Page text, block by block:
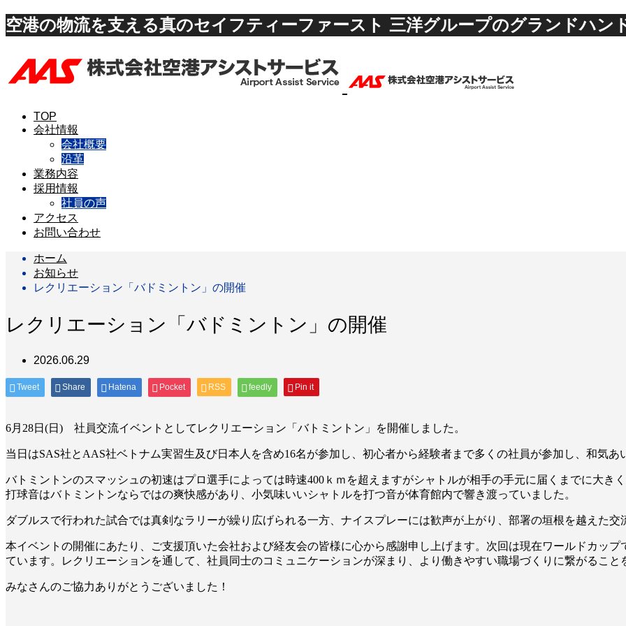
空港の物流を支える真のセイフティーファースト 三洋グループのグランドハン
TOP
会社情報
会社概要
沿革
業務内容
採用情報
社員の声
アクセス
お問い合わせ
ホーム
お知らせ
レクリエーション「バドミントン」の開催
レクリエーション「バドミントン」の開催
2026.06.29
Tweet Share Hatena Pocket RSS feedly Pin it
6月28日(日) 社員交流イベントとしてレクリエーション「バトミントン」を開催しました。
当日はSAS社とAAS社ベトナム実習生及び日本人を含め16名が参加し、初心者から経験者まで多くの社員が参加し、和気
バトミントンのスマッシュの初速はプロ選手によっては時速400ｋｍを超えますがシャトルが相手の手元に届くまでに大き
打球音はバトミントンならではの爽快感があり、小気味いいシャトルを打つ音が体育館内で響き渡っていました。
ダブルスで行われた試合では真剣なラリーが繰り広げられる一方、ナイスプレーには歓声が上がり、部署の垣根を越えた交
本イベントの開催にあたり、ご支援頂いた会社および経友会の皆様に心から感謝申し上げます。次回は現在ワールドカッ
ています。レクリエーションを通して、社員同士のコミュニケーションが深まり、より働きやすい職場づくりに繋がること
みなさんのご協力ありがとうございました！